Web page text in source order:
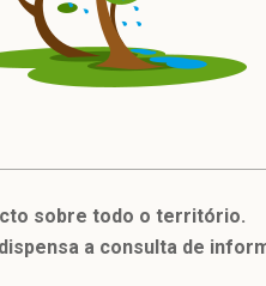
sobre todo o território.
a consulta de